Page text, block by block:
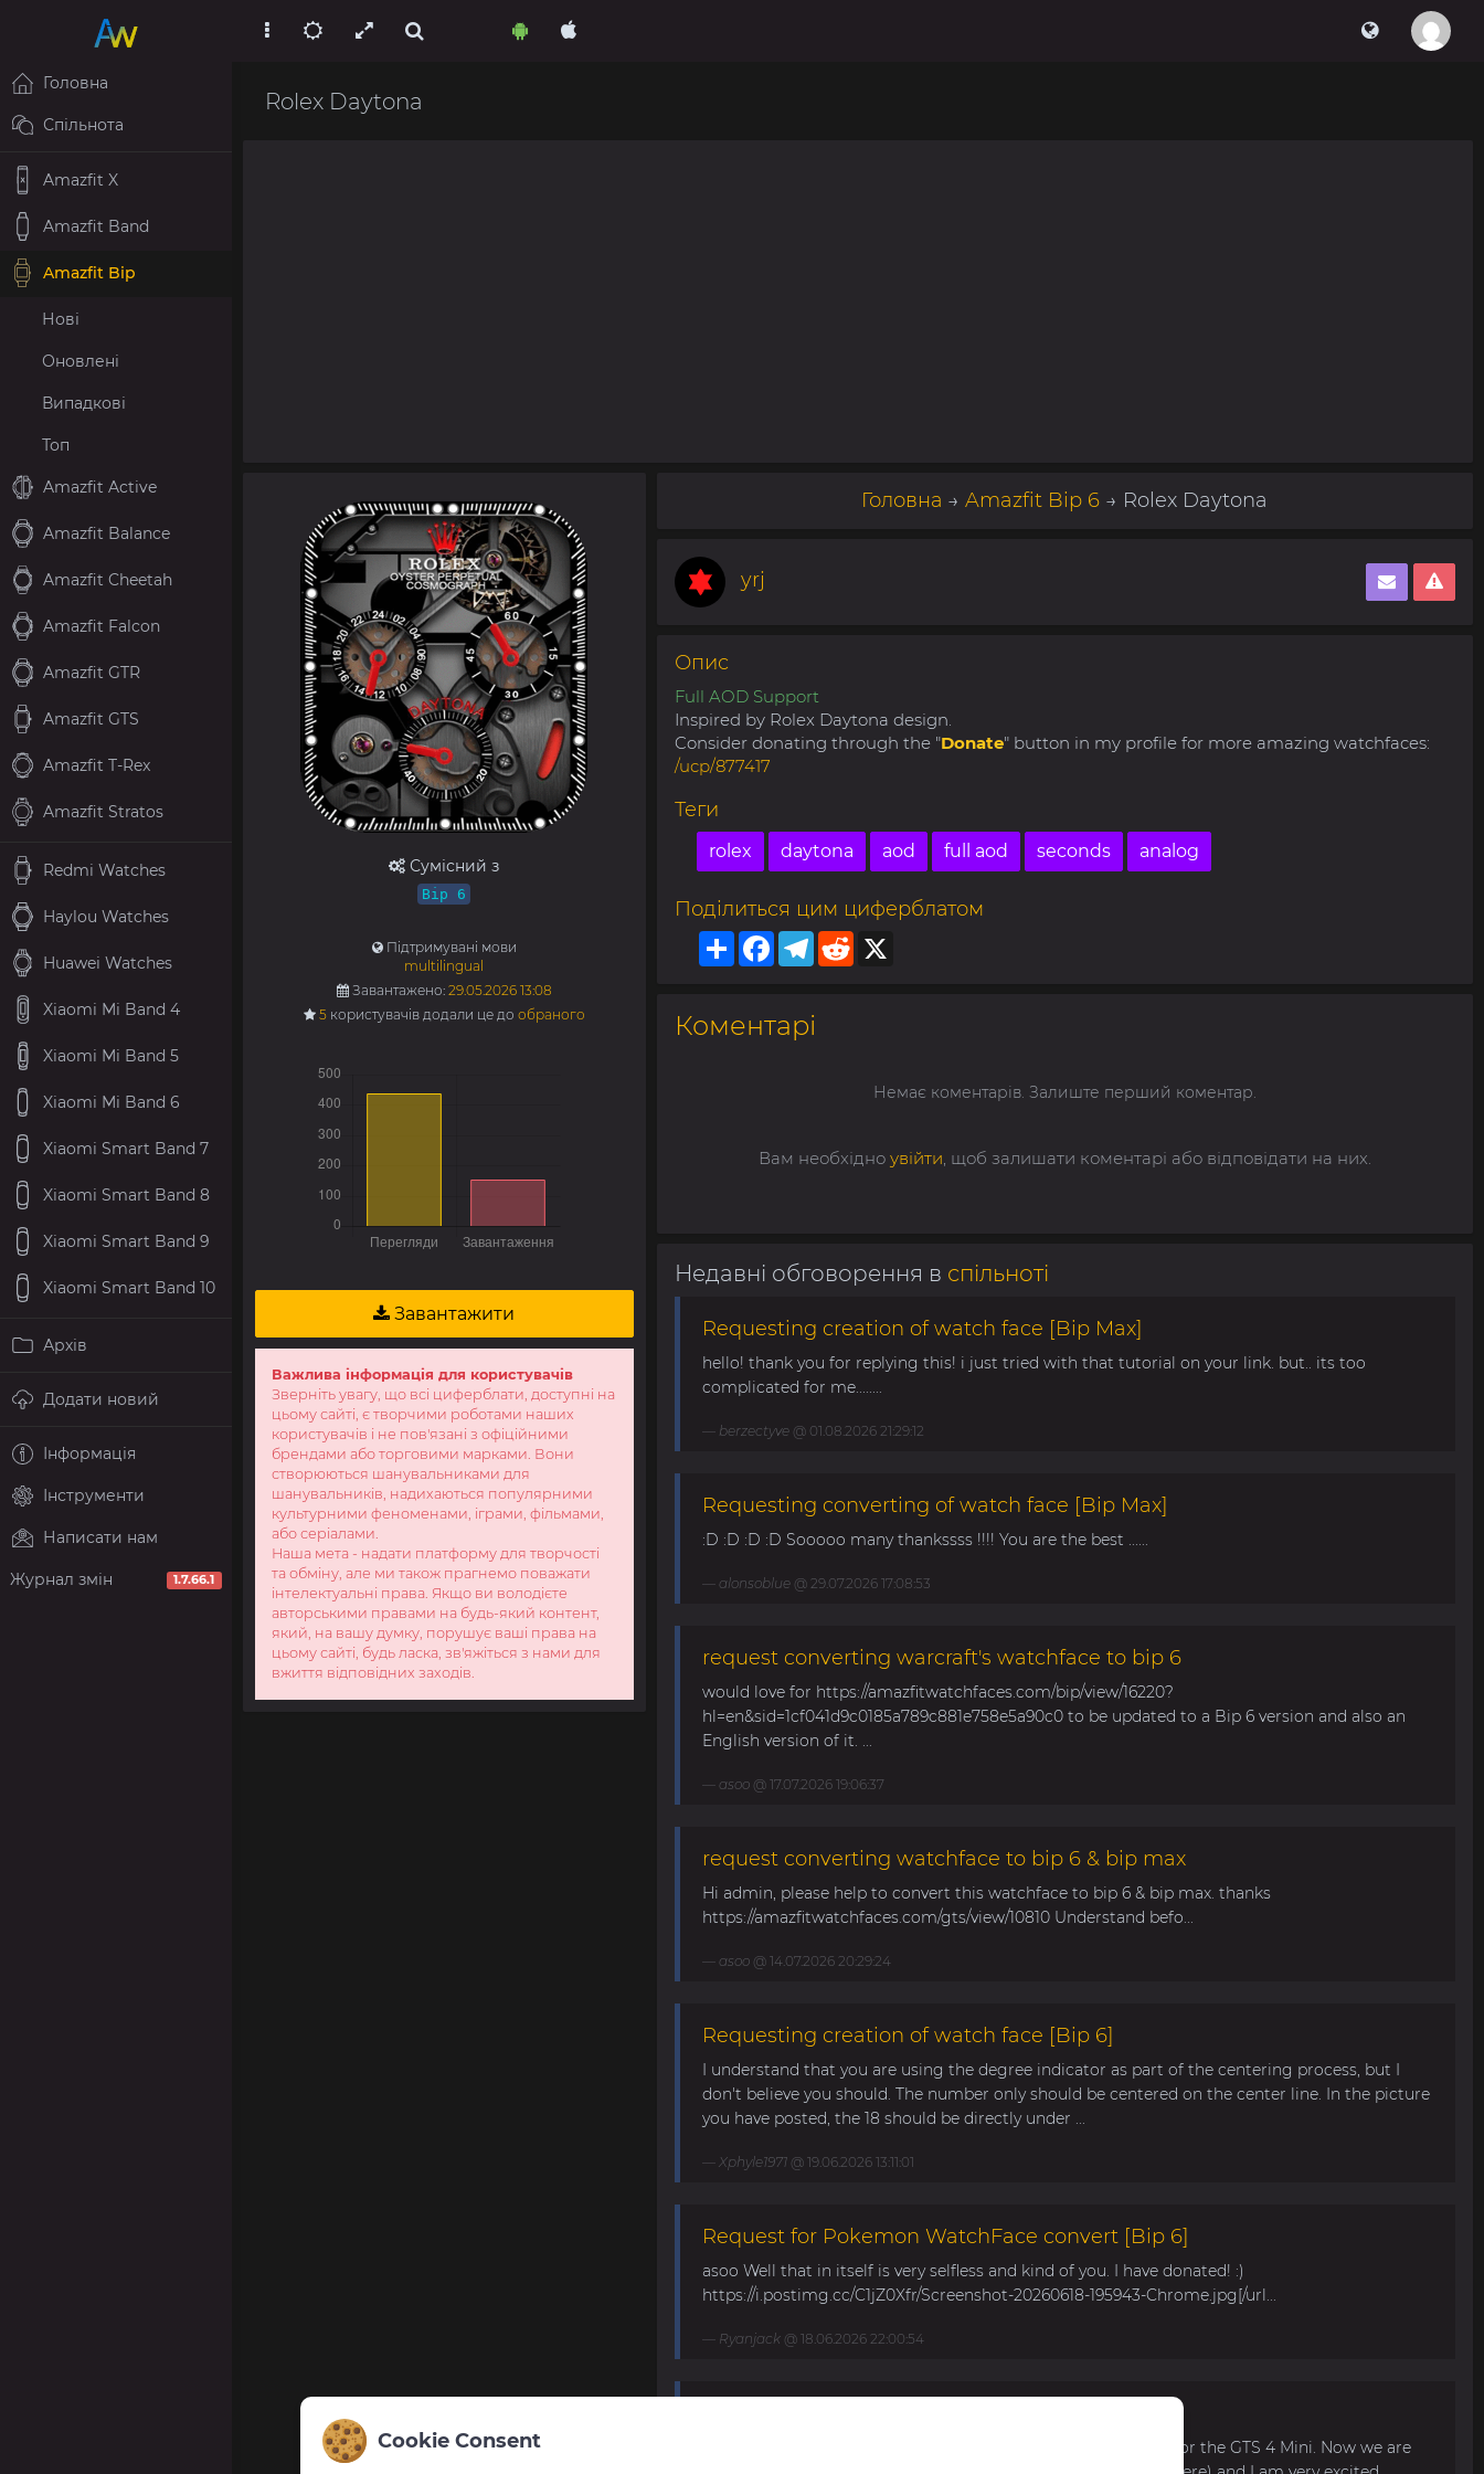
Rolex Daytona
Сумісний з
Bip 6
Підтримувані мови
multilingual
Завантажено: 29.05.2026 13:08
5користувачів додали це до обраного
Завантажити
Важлива інформація для користувачів
Зверніть увагу, що всі циферблати, доступні на
цьому сайті, є творчими роботами наших
користувачів і не пов'язані з офіційними
брендами або торговими марками. Вони
створюються шанувальниками для
шанувальників, надихаються популярними
культурними феноменами, іграми, фільмами,
або серіалами.
Наша мета - надати платформу для творчості
та обміну, але ми також прагнемо поважати
інтелектуальні права. Якщо ви володієте
авторськими правами на будь-який контент,
який, на вашу думку, порушує ваші права на
цьому сайті, будь ласка, зв'яжіться з нами для
вжиття відповідних заходів.
Головна →Amazfit Bip 6 → Rolex Daytona
yrj
Опис
Full AOD Support
Inspired by Rolex Daytona design.
Consider donating through the "Donate" button in my profile for more amazing watchfaces:
/ucp/877417
Теги
rolex daytona aod full aod seconds analog
Поділиться цим циферблатом
ShareFacebook
Telegram
Reddit
Коментарі
Немає коментарів. Залиште перший коментар.
Вам необхідно увійти, щоб залишати коментарі або відповідати на них.
Недавні обговорення в спільноті
Requesting creation of watch face [Bip Max]
hello! thank you for replying this! i just tried with that tutorial on your link. but.. its too
complicated for me........
berzectyve@ 01.08.2026 21:29:12
Requesting converting of watch face [Bip Max]
:D :D :D :D Sooooo many thankssss !!!! You are the best ......
alonsoblue@ 29.07.2026 17:08:53
request converting warcraft's watchface to bip 6
would love for https://amazfitwatchfaces.com/bip/view/16220?
hl=en&sid=1cf041d9c0185a789c881e758e5a90c0 to be updated to a Bip 6 version and also an
English version of it. ...
asoo@ 17.07.2026 19:06:37
request converting watchface to bip 6 & bip max
Hi admin, please help to convert this watchface to bip 6 & bip max. thanks
https://amazfitwatchfaces.com/gts/view/10810 Understand befo...
asoo@ 14.07.2026 20:29:24
Requesting creation of watch face [Bip 6]
I understand that you are using the degree indicator as part of the centering process, but I
don't believe you should. The number only should be centered on the center line. In the picture
you have posted, the 18 should be directly under ...
Xphyle1971@ 19.06.2026 13:11:01
Request for Pokemon WatchFace convert [Bip 6]
asoo Well that in itself is very selfless and kind of you. I have donated! :)
https://i.postimg.cc/C1jZ0Xfr/Screenshot-20260618-195943-Chrome.jpg[/url...
Ryanjack@ 18.06.2026 22:00:54
Thanks for the answer. I last made a watch face for my mom for the GTS 4 Mini. Now we are
Головна
Спільнота
Amazfit X
Amazfit Band
Amazfit Bip
Нові
Оновлені
Випадкові
Топ
Amazfit Active
Amazfit Balance
Amazfit Cheetah
Amazfit Falcon
Amazfit GTR
Amazfit GTS
Amazfit T-Rex
Amazfit Stratos
Redmi Watches
Haylou Watches
Huawei Watches
Xiaomi Mi Band 4
Xiaomi Mi Band 5
Xiaomi Mi Band 6
Xiaomi Smart Band 7
Xiaomi Smart Band 8
Xiaomi Smart Band 9
Xiaomi Smart Band 10
Архів
Додати новий
Інформація
Інструменти
Написати нам
Журнал змін 1.7.66.1
Cookie Consent